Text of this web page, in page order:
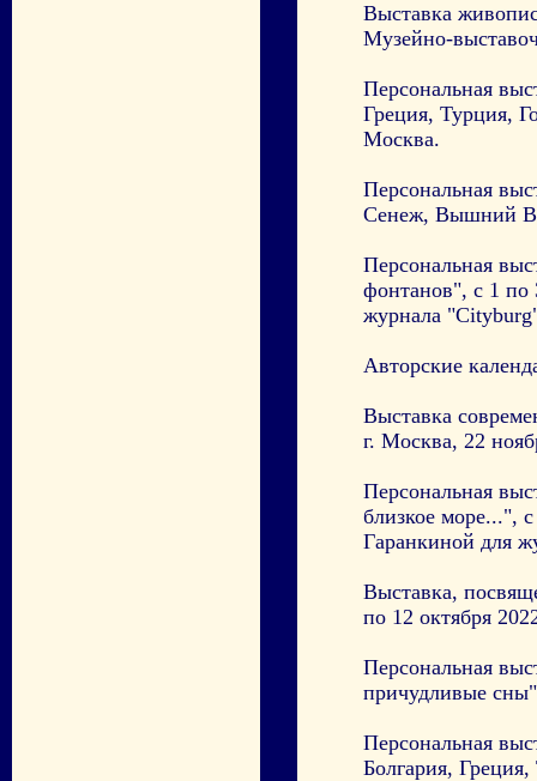
Выставка
Музейно-
Персональная
Греция, Турция,
Москва.
Персональная
Сенеж, Вышний
Персональная
фонтанов", с 1 по
журнала
Авторские
Выставка
г. Москва, 22
Персональная
близкое море...",
Гаранкиной для
Выставка,
по 12 октября
Персональная
причудливые
Персональная
Болгария,